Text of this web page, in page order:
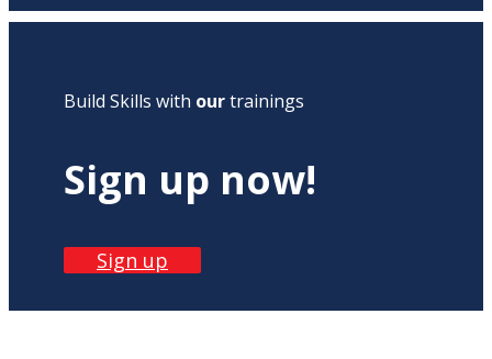
Build Skills with ourtrainings
Sign up now!
Sign up